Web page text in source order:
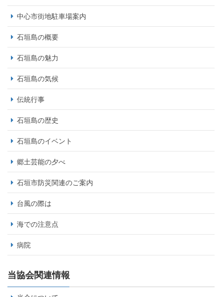
中心市街地駐車場案内
石垣島の概要
石垣島の魅力
石垣島の気候
伝統行事
石垣島の歴史
石垣島のイベント
郷土芸能の夕べ
石垣市防災関連のご案内
台風の際は
海での注意点
病院
当協会関連情報